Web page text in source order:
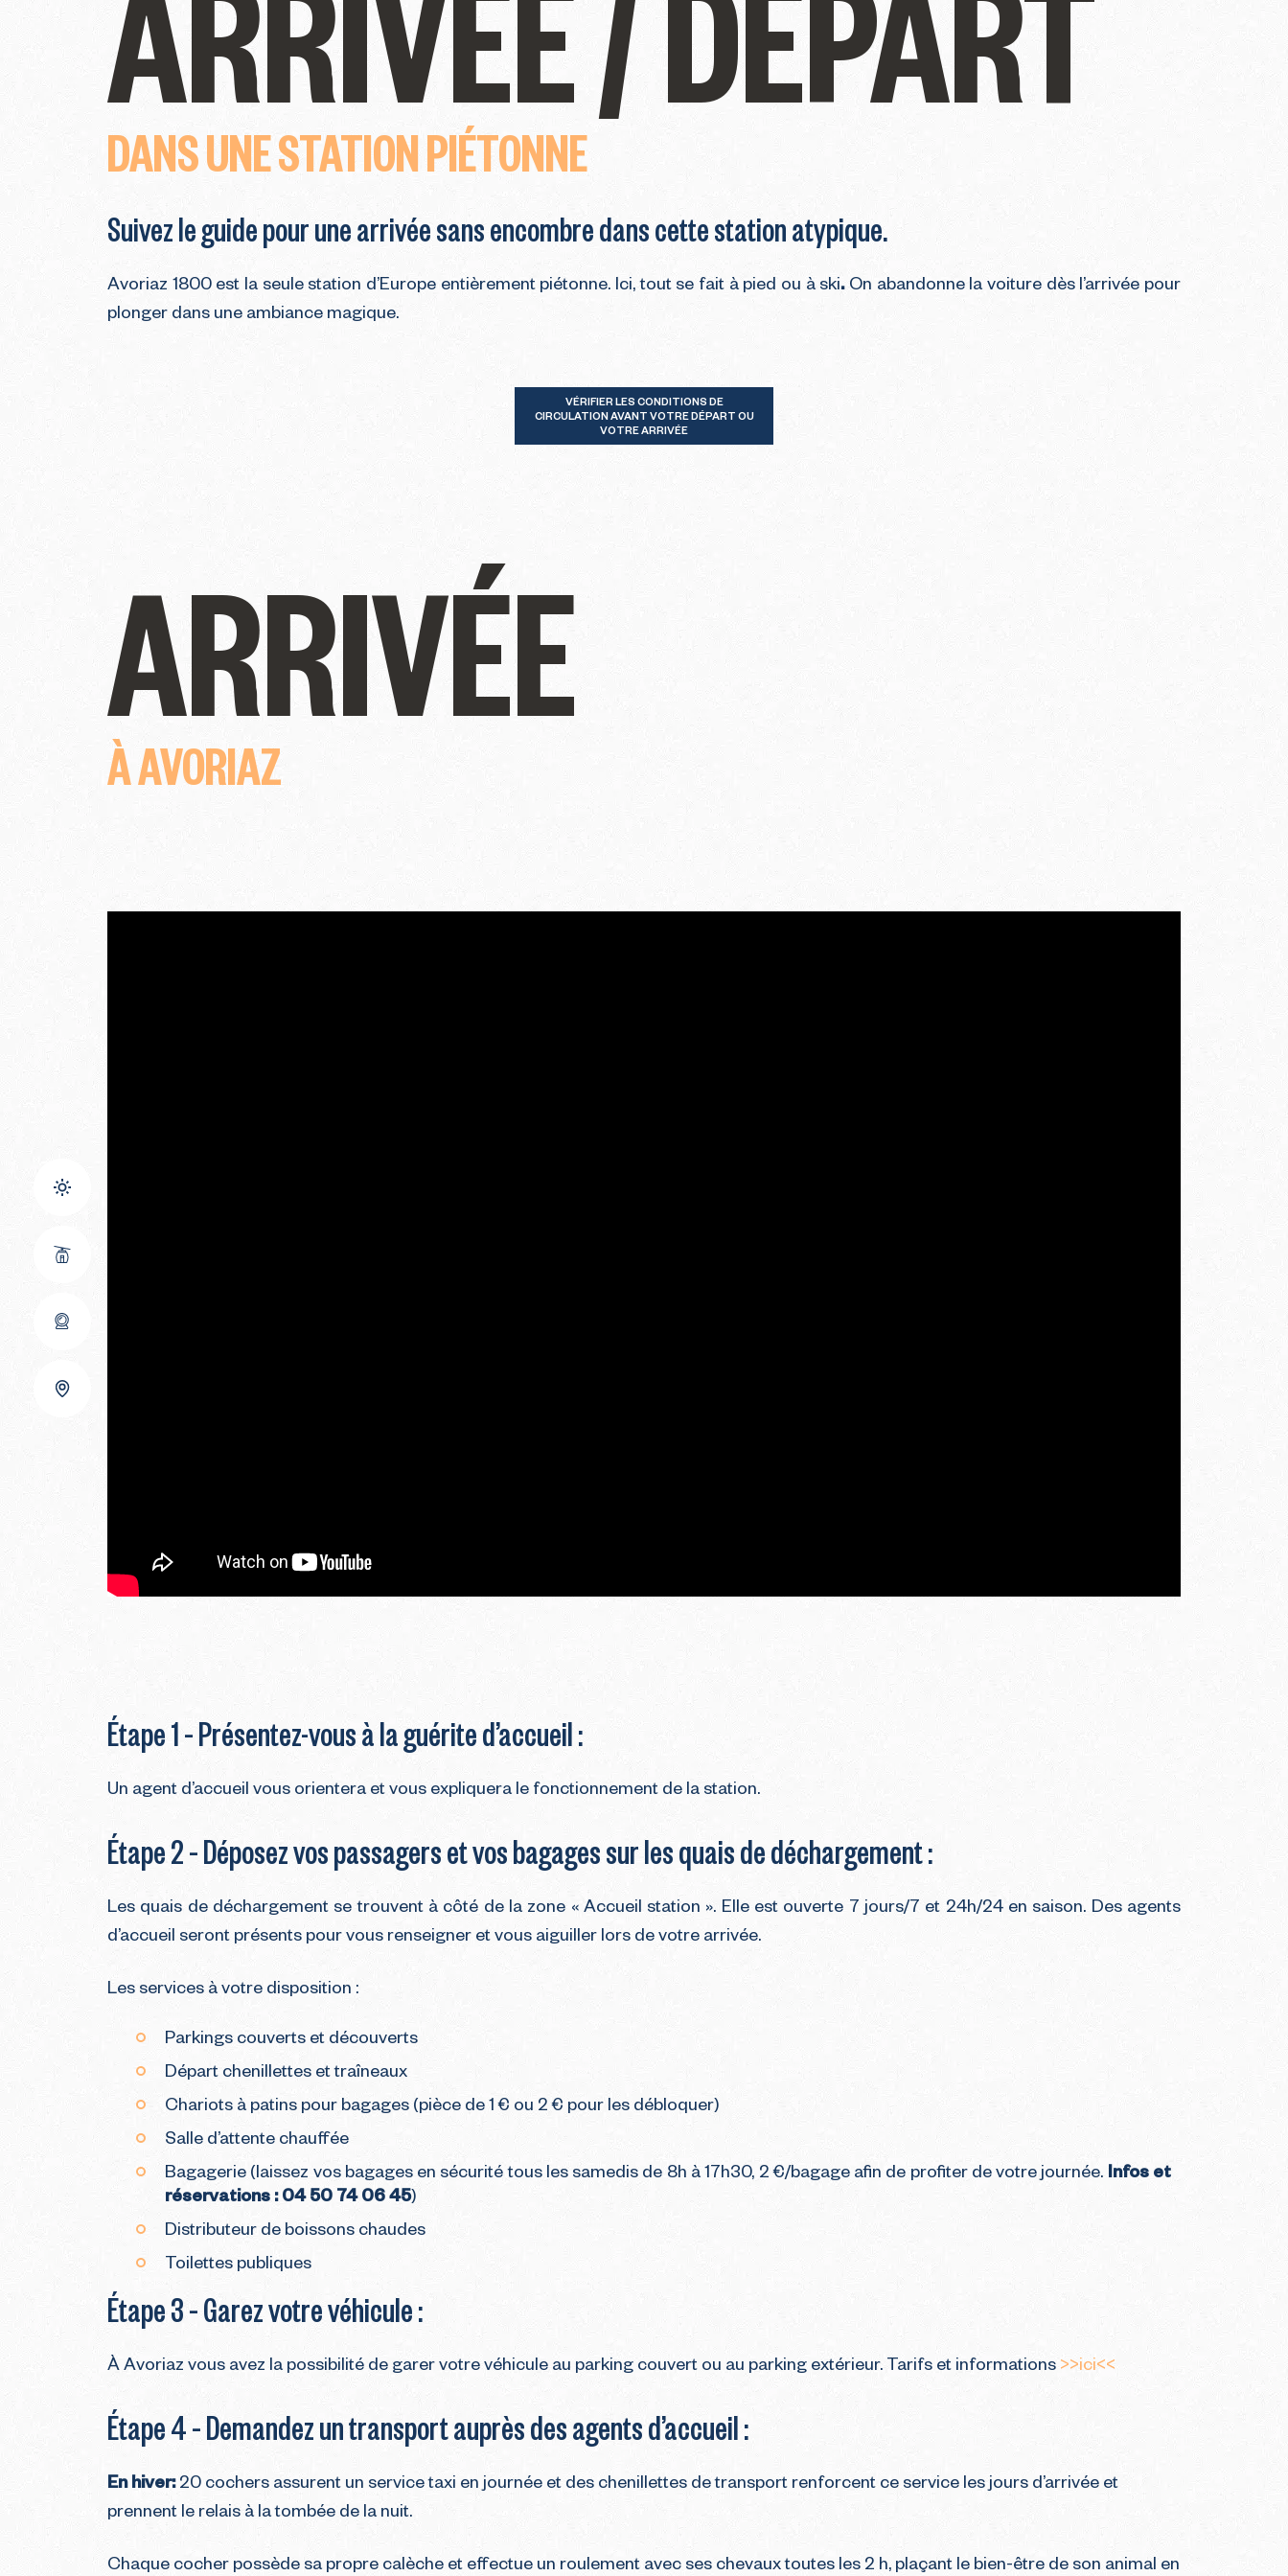
DANS UNE STATION PIÉTONNE
Suivez le guide pour une arrivée sans encombre dans cette station atypique.
Avoriaz 1800 est la seule station d’Europe entièrement piétonne. Ici, tout se fait à pied ou à ski.On abandonne la voiture dès l’arrivée pour
plonger dans une ambiance magique.
VÉRIFIER LES CONDITIONS DE
CIRCULATION AVANT VOTRE DÉPART OU
VOTRE ARRIVÉE
ARRIVÉE
À AVORIAZ
Étape 1 – Présentez-vous à la guérite d’accueil :
Un agent d’accueil vous orientera et vous expliquera le fonctionnement de la station.
Étape 2 – Déposez vos passagers et vos bagages sur les quais de déchargement :
Les quais de déchargement se trouvent à côté de la zone « Accueil station ». Elle est ouverte 7 jours/7 et 24h/24 en saison. Des agents
d’accueil seront présents pour vous renseigner et vous aiguiller lors de votre arrivée.
Les services à votre disposition :
Parkings couverts et découverts
Départ chenillettes et traîneaux
Chariots à patins pour bagages (pièce de 1 € ou 2 € pour les débloquer)
Salle d’attente chauffée
Bagagerie (laissez vos bagages en sécurité tous les samedis de 8h à 17h30, 2 €/bagage afin de profiter de votre journée. Infos et
réservations : 04 50 74 06 45)
Distributeur de boissons chaudes
Toilettes publiques
Étape 3 – Garez votre véhicule :
À Avoriaz vous avez la possibilité de garer votre véhicule au parking couvert ou au parking extérieur. Tarifs et informations >>ici<<
Étape 4 – Demandez un transport auprès des agents d’accueil :
En hiver:20 cochers assurent un service taxi en journée et des chenillettes de transport renforcent ce service les jours d’arrivée et
prennent le relais à la tombée de la nuit.
Chaque cocher possède sa propre calèche et effectue un roulement avec ses chevaux toutes les 2 h, plaçant le bien-être de son animal en